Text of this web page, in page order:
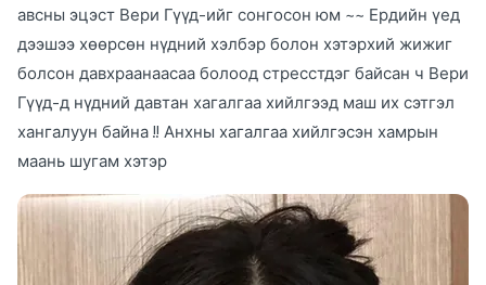
авсны эцэст Вери Гүүд-ийг сонгосон юм ~~ Ердийн үед
дээшээ хөөрсөн нүдний хэлбэр болон хэтэрхий жижиг
болсон давхраанаасаа болоод стресстдэг байсан ч Вери
Гүүд-д нүдний давтан хагалгаа хийлгээд маш их сэтгэл
хангалуун байна !! Анхны хагалгаа хийлгэсэн хамрын
маань шугам хэтэр